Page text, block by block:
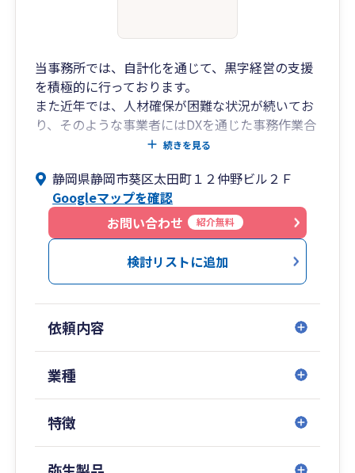
当事務所では、自計化を通じて、黒字経営の支援
を積極的に行っております。
また近年では、人材確保が困難な状況が続いてお
り、そのような事業者にはDXを通じた事務作業合
理化のご提案も行っております。
方に対して、税務相談から法人化相談、資金調達
支援、事業承継・M＆A支援まで幅広くサービスを
提供しております。
続きを見る
静岡県静岡市葵区太田町１２仲野ビル２Ｆ
Googleマップを確認
お問い合わせ
紹介無料
検討リストに追加
依頼内容
業種
特徴